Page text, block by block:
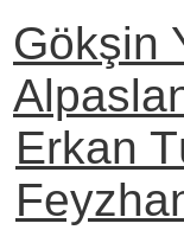
Gökşin
Erkan